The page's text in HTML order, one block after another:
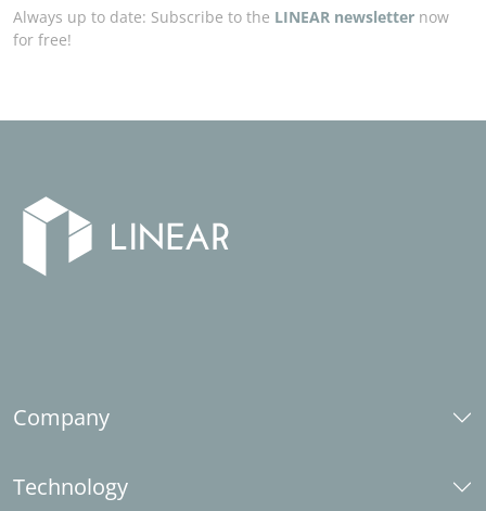
Always up to date: Subscribe to the LINEAR newsletter now
for free!
Company
Carrière
Technology